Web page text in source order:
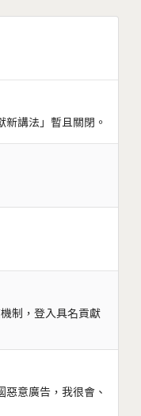
講法」暫且關閉。
制，登入具名貢獻
意廣告，我很會、